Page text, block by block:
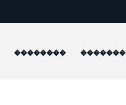
�������� �������